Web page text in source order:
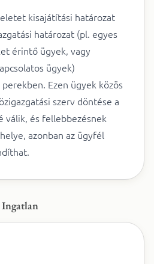
kisajátítási határozat
határozat (pl. egyes
érintő ügyek, vagy
ügyek)
Ezen ügyek közös
szerv döntése a
válik, és fellebbezésnek
azonban az ügyfél
Ingatlan